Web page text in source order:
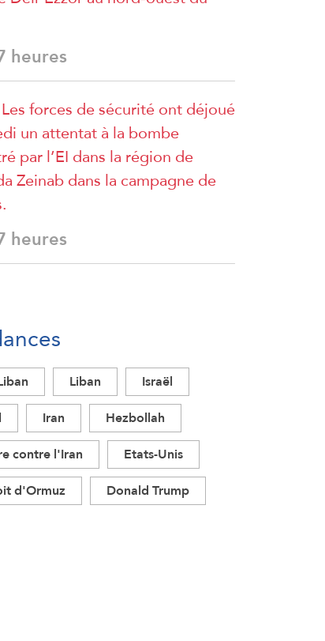
heures
forces de sécurité ont déjoué
un attentat à la bombe
par l’EI dans la région de
Zeinab dans la campagne de
heures
Liban
Israël
Iran
Hezbollah
contre l'Iran
Etats-Unis
d'Ormuz
Donald Trump